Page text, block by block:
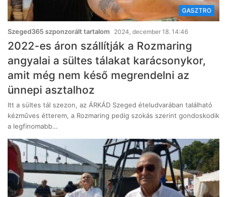
GASZTRO
Szeged365 szponzorált tartalom 2024, december 18. 14:46
2022-es áron szállítják a Rozmaring
angyalai a sültes tálakat karácsonykor,
amit még nem késő megrendelni az
ünnepi asztalhoz
Itt a sültes tál szezon, az ÁRKÁD Szeged ételudvarában található
kézműves étterem, a Rozmaring pedig szokás szerint gondoskodik
a legfinomabb…